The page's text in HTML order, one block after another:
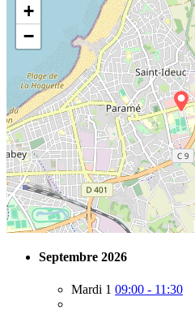
+
−
Septembre 2026
Mardi 1 09:00 - 11:30